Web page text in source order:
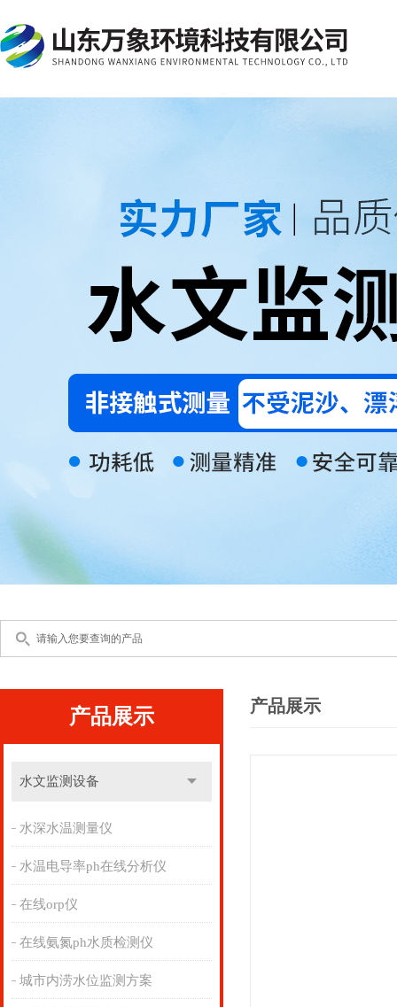
产品展示
水文监测设备
水深水温测量仪
水温电导率ph在线分析仪
在线orp仪
在线氨氮ph水质检测仪
城市内涝水位监测方案
产品展示